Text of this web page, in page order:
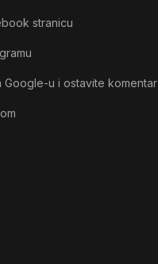
stranicu
Google-u i ostavite komentar